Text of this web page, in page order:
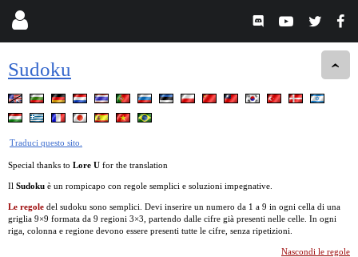
Sudoku
Traduci questo sito.
Special thanks to Lore U for the translation
Il Sudoku è un rompicapo con regole semplici e soluzioni impegnative.
Le regole del sudoku sono semplici. Devi inserire un numero da 1 a 9 in ogni cella di una
griglia 9×9 formata da 9 regioni 3×3, partendo dalle cifre già presenti nelle celle. In ogni
riga, colonna e regione devono essere presenti tutte le cifre, senza ripetizioni.
Nascondi le regole